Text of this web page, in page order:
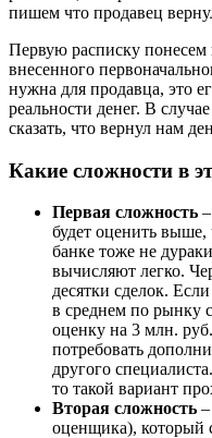
пишем что продавец
Первую расписку понесем
внесенного
нужна для продавца, это
реальности денег. В
сказать, что вернул нам
Какие сложности в
Первая сложность
будет оценить выше,
банке тоже не
вычисляют легко.
десятки сделок.
в среднем по рынку
оценку на 3 млн.
потребовать
другого
то такой вариант
Вторая сложность
оценщика), который